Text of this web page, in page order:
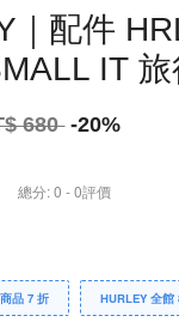
｜配件
IT
680 -20%
總分:0 -0評價
品 7 折 HURLEY 全館